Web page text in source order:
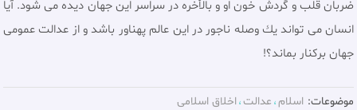
ضربان قلب و گردش خون او و بالأخره در سراسر اين جهان ديده مى شود. آيا
انسان مى تواند يك وصله ناجور در اين عالم پهناور باشد و از عدالت عمومى
جهان بركنار بماند؟!
موضوعات: اسلام عدالت اخلاق اسلامی